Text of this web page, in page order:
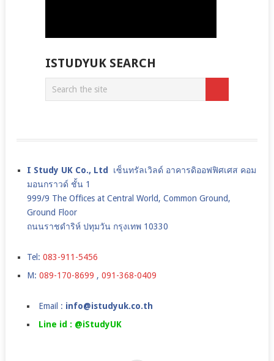
ISTUDYUK SEARCH
I Study UK Co., Ltd เซ็นทรัลเวิลด์ อาคารดิออฟฟิศเศส คอม
มอนกราวด์ ชั้น 1
999/9 The Offices at Central World, Common Ground,
Ground Floor
ถนนราชดำริห์ ปทุมวัน กรุงเทพ 10330
Tel: 083-911-5456
M: 089-170-8699 , 091-368-0409
Email : info@istudyuk.co.th
Line id : @iStudyUK